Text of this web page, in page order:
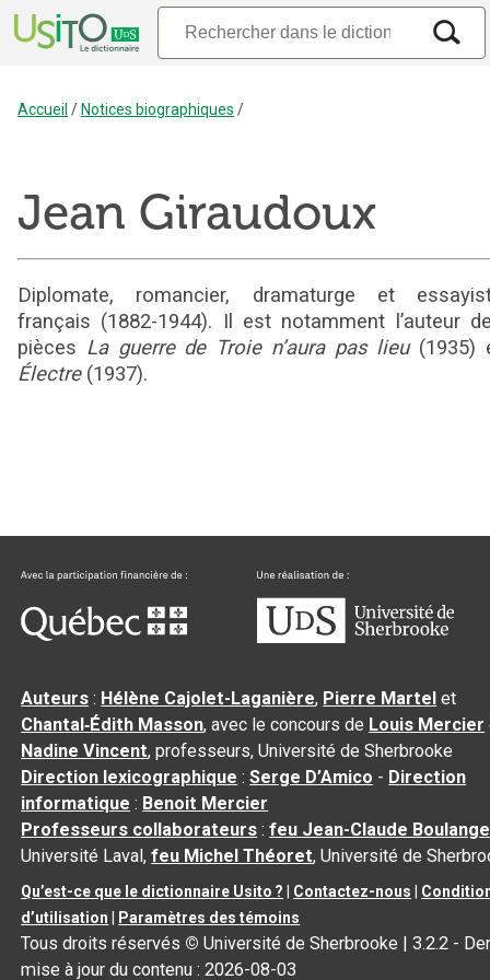
Accueil /Notices biographiques /
Jean Giraudoux
Diplomate, romancier, dramaturge et
français (1882-1944). Il est notamment l’auteur
pièces La guerre de Troie n’aura pas lieu(1935)
Électre(1937).
Auteurs : Hélène Cajolet-Laganière, Pierre Martel et
Chantal‑Édith Masson, avec le concours de Louis Mercier
Nadine Vincent, professeurs, Université de Sherbrooke
Direction lexicographique :Serge D’Amico - Direction
informatique : Benoit Mercier
Professeurs collaborateurs :feu Jean-Claude
Université Laval,feu Michel Théoret, Université de
Qu’est-ce que le dictionnaire Usito ? Contactez-nous
d’utilisation
Paramètres des témoins
Tous droits réservés © Université de Sherbrooke |3.2.2 -
mise à jour du contenu :2026-08-03